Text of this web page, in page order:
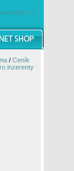
/ Ceník
inzerenty